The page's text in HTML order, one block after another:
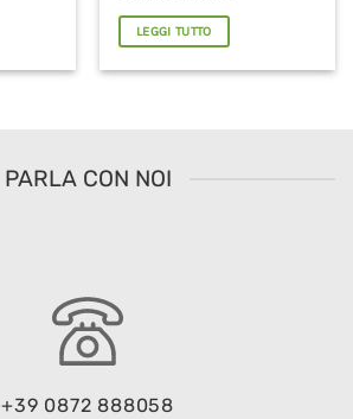
LEGGI TUTTO
PARLA CON NOI
+39 0872 888058